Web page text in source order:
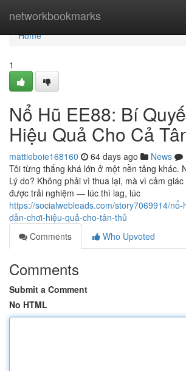
networkbookmarks
Home
Home
1
Nổ Hũ EE88: Bí
Hiệu Quả Cho Cả
mattieboie168160 64 days ago News
Tôi từng thắng khá lớn ở một nền tảng khác.
Lý do? Không phải vì thua lại, mà vì cảm
được trải nghiệm — lúc thì lag, lúc
https://socialwebleads.com/story7069914/
dẫn-chơi-hiệu-quả-cho-tân-thủ
Comments
Who Upvoted
Comments
Submit a Comment
No HTML